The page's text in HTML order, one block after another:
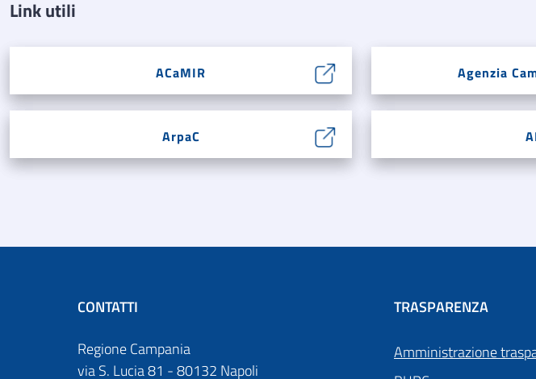
Link utili
ACaMIR Agenzia
ArpaC
CONTATTI
Regione Campania
via S. Lucia 81 - 80132 Napoli
TRASPARENZA
Amministrazione